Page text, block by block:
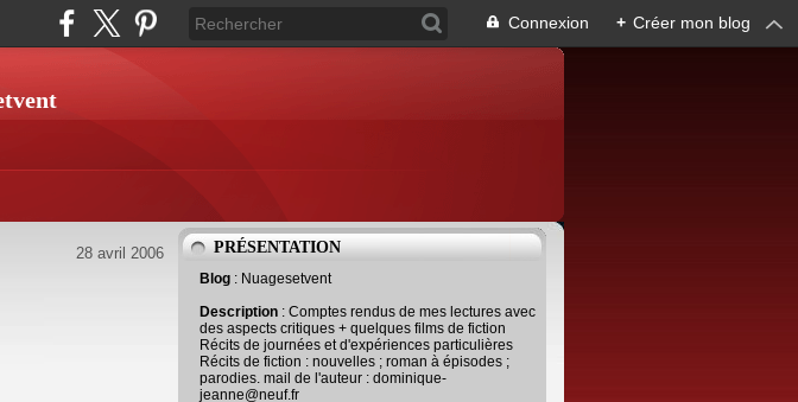
Connexion + Créer mon blog
28 avril 2006 PRÉSENTATION
Blog : Nuagesetvent
Description : Comptes rendus de mes lectures avec
des aspects critiques + quelques films de fiction
Récits de journées et d'expériences particulières
Récits de fiction : nouvelles ; roman à épisodes ;
parodies. mail de l'auteur : dominique-
jeanne@neuf.fr